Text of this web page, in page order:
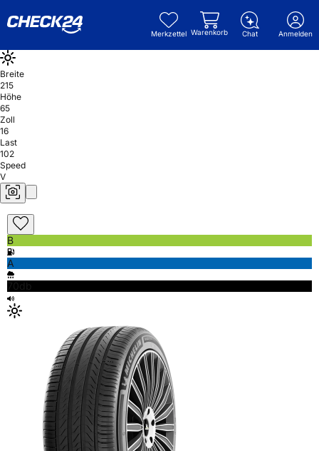
Merkzettel Warenkorb Chat Anmelden
Breite
215
Höhe
65
Zoll
16
Last
102
Speed
V
B
A
70db